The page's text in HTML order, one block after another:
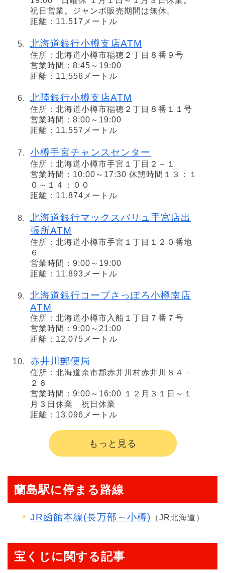
祝日営業。ジャンボ販売期間は無休。
距離：11,517メートル
北海道銀行小樽支店ATM
住所：北海道小樽市稲穂２丁目８番９号
営業時間：8:45～19:00
距離：11,556メートル
北陸銀行小樽支店ATM
住所：北海道小樽市稲穂２丁目８番１１号
営業時間：8:00～19:00
距離：11,557メートル
小樽手宮チャンスセンター
住所：北海道小樽市手宮１丁目２－１
営業時間：10:00～17:30 休憩時間１３：１
０～１４：００
距離：11,874メートル
北海道銀行マックスバリュ手宮店出
張所ATM
住所：北海道小樽市手宮１丁目１２０番地
６
営業時間：9:00～19:00
距離：11,893メートル
北海道銀行コープさっぽろ小樽南店
ATM
住所：北海道小樽市入船１丁目７番７号
営業時間：9:00～21:00
距離：12,075メートル
赤井川郵便局
住所：北海道余市郡赤井川村赤井川８４－
２６
営業時間：9:00～16:00 １２月３１日～１
月３日休業 祝日休業
距離：13,096メートル
もっと見る
蘭島駅に停まる路線
JR函館本線(長万部～小樽) （JR北海道）
宝くじに関する記事